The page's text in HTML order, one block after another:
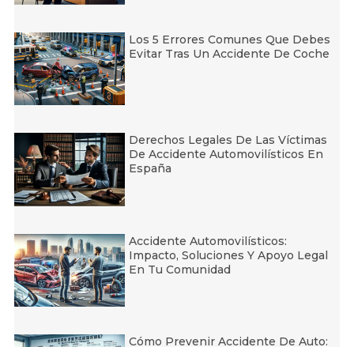
Los 5 Errores Comunes Que Debes
Evitar Tras Un Accidente De Coche
Derechos Legales De Las Víctimas
De Accidente Automovilísticos En
España
Accidente Automovilísticos:
Impacto, Soluciones Y Apoyo Legal
En Tu Comunidad
Cómo Prevenir Accidente De Auto: